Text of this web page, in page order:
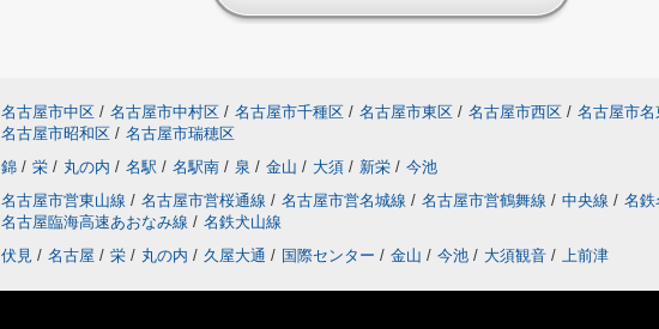
名古屋市中区 / 名古屋市中村区 / 名古屋市千種区 / 名古屋市東区 / 名古屋市西区 / 名古屋市名
名古屋市昭和区 / 名古屋市瑞穂区
錦 / 栄 / 丸の内 / 名駅 / 名駅南 / 泉 / 金山 / 大須 / 新栄 / 今池
名古屋市営東山線 / 名古屋市営桜通線 / 名古屋市営名城線 / 名古屋市営鶴舞線 / 中央線 / 名鉄
名古屋臨海高速あおなみ線 / 名鉄犬山線
伏見 / 名古屋 / 栄 / 丸の内 / 久屋大通 / 国際センター / 金山 / 今池 / 大須観音 / 上前津